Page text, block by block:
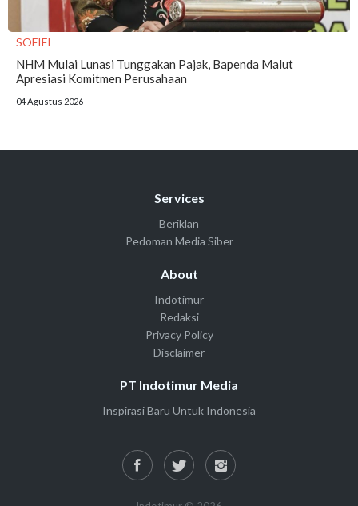
SOFIFI
NHM Mulai Lunasi Tunggakan Pajak, Bapenda Malut
Apresiasi Komitmen Perusahaan
04 Agustus 2026
Services
Beriklan
Pedoman Media Siber
About
Indotimur
Redaksi
Privacy Policy
Disclaimer
PT Indotimur Media
Inspirasi Baru Untuk Indonesia